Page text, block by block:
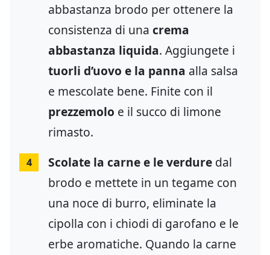
abbastanza brodo per ottenere la
consistenza di una crema
abbastanza liquida. Aggiungete i
tuorli d’uovo e la panna alla salsa
e mescolate bene. Finite con il
prezzemolo e il succo di limone
rimasto.
4 Scolate la carne e le verdure dal
brodo e mettete in un tegame con
una noce di burro, eliminate la
cipolla con i chiodi di garofano e le
erbe aromatiche. Quando la carne